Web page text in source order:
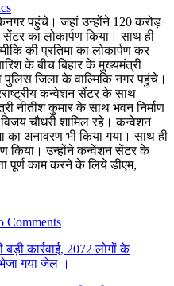
पहुंचे। जहां उन्होंने 120 करोड़
सेंटर का लोकार्पण किया। साथ ही
की प्रतिमा का लोकार्पण कर
के बीच बिहार के मुख्यमंत्री
जिला के वाल्मिकि नगर पहुंचे।
कन्वेशन सेंटर के साथ
नीतीश कुमार के साथ भवन निर्माण
चौधरी शामिल रहे। कन्वेशन
का अनावरण भी किया गया। साथ ही
किया। उन्होंने कन्वेंशन सेंटर के
पूर्ण काम करने के लिये डीएम,
Comments